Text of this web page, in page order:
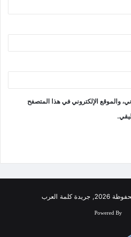
والموقع الإلكتروني في هذا المتصفح
كلمة العرب